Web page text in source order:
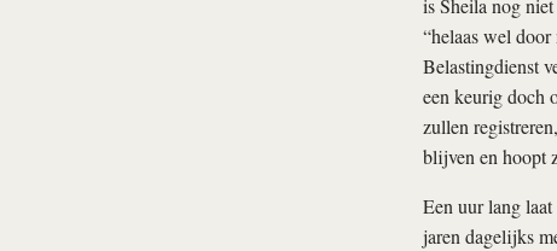
“helaas wel door
Belastingdienst
een keurig doch
zullen
blijven en hoopt
Een uur lang
jaren dagelijks